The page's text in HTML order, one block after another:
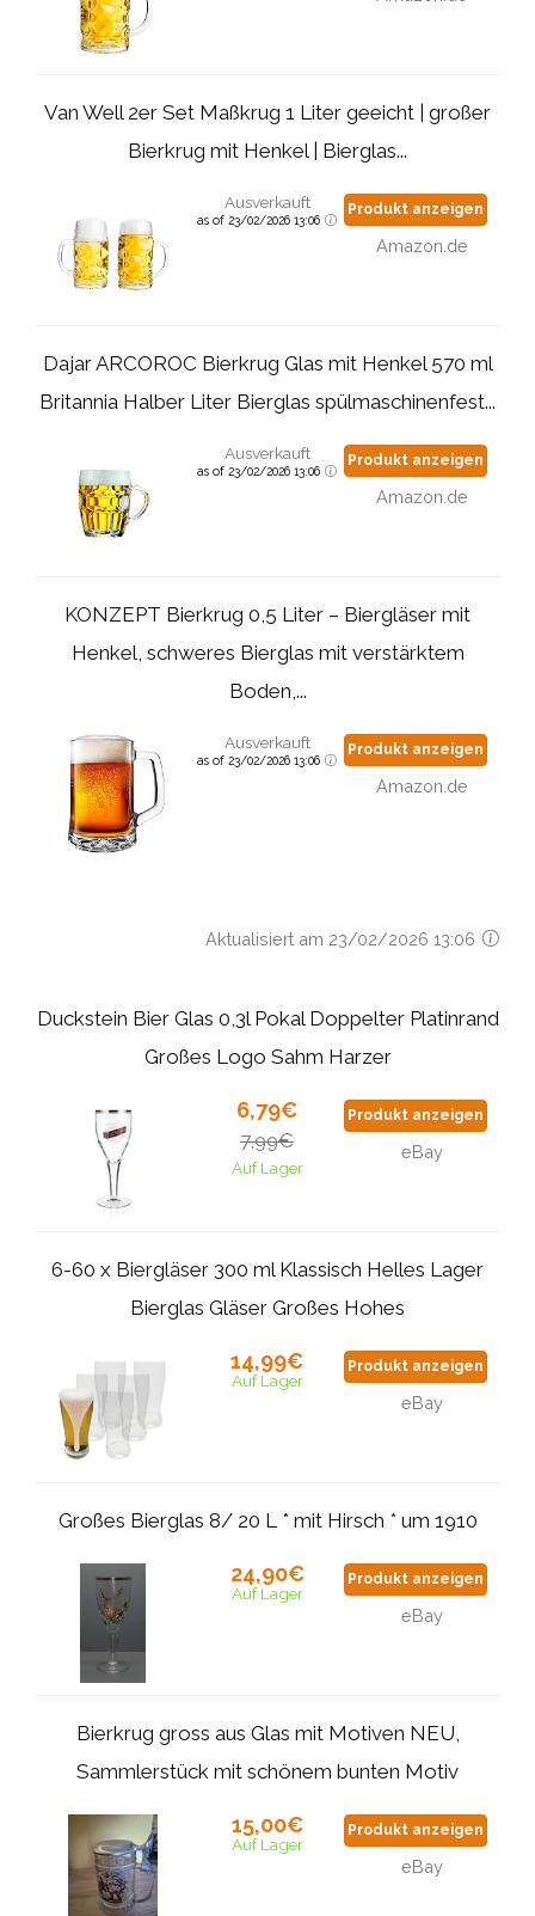
Van Well 2er Set Maßkrug 1 Liter geeicht | großer
Bierkrug mit Henkel | Bierglas...
Ausverkauft
as of 23/02/2026 13:06
Produkt anzeigen
Amazon.de
Dajar ARCOROC Bierkrug Glas mit Henkel 570 ml
Britannia Halber Liter Bierglas spülmaschinenfest...
Ausverkauft
as of 23/02/2026 13:06
Produkt anzeigen
Amazon.de
KONZEPT Bierkrug 0,5 Liter – Biergläser mit
Henkel, schweres Bierglas mit verstärktem
Boden,...
Ausverkauft
as of 23/02/2026 13:06
Produkt anzeigen
Amazon.de
Aktualisiert am 23/02/2026 13:06
Duckstein Bier Glas 0,3l Pokal Doppelter Platinrand
Großes Logo Sahm Harzer
6,79€
7,99€
Auf Lager
Produkt anzeigen
eBay
6-60 x Biergläser 300 ml Klassisch Helles Lager
Bierglas Gläser Großes Hohes
14,99€
Auf Lager
Produkt anzeigen
eBay
Großes Bierglas 8/ 20 L * mit Hirsch * um 1910
24,90€
Auf Lager
Produkt anzeigen
eBay
Bierkrug gross aus Glas mit Motiven NEU,
Sammlerstück mit schönem bunten Motiv
15,00€
Auf Lager
Produkt anzeigen
eBay